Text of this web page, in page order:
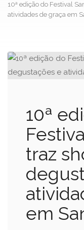
10ª edição do Festival
atividades de graça em
10ª
traz
em